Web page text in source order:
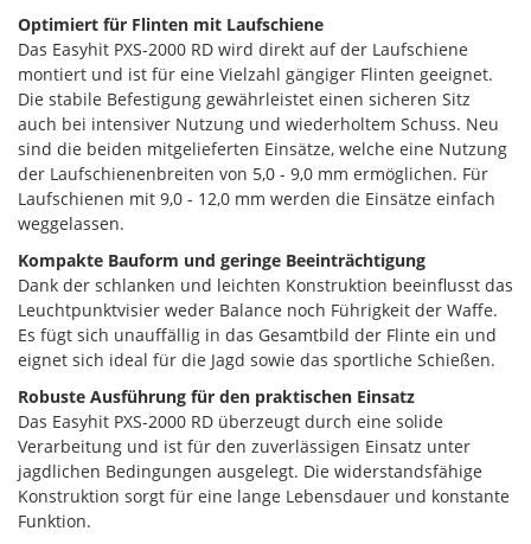
Optimiert für Flinten mit Laufschiene
Das Easyhit PXS-2000 RD wird direkt auf der Laufschiene
montiert und ist für eine Vielzahl gängiger Flinten geeignet.
Die stabile Befestigung gewährleistet einen sicheren Sitz
auch bei intensiver Nutzung und wiederholtem Schuss. Neu
sind die beiden mitgelieferten Einsätze, welche eine Nutzung
der Laufschienenbreiten von 5,0 - 9,0 mm ermöglichen. Für
Laufschienen mit 9,0 - 12,0 mm werden die Einsätze einfach
weggelassen.
Kompakte Bauform und geringe Beeinträchtigung
Dank der schlanken und leichten Konstruktion beeinflusst das
Leuchtpunktvisier weder Balance noch Führigkeit der Waffe.
Es fügt sich unauffällig in das Gesamtbild der Flinte ein und
eignet sich ideal für die Jagd sowie das sportliche Schießen.
Robuste Ausführung für den praktischen Einsatz
Das Easyhit PXS-2000 RD überzeugt durch eine solide
Verarbeitung und ist für den zuverlässigen Einsatz unter
jagdlichen Bedingungen ausgelegt. Die widerstandsfähige
Konstruktion sorgt für eine lange Lebensdauer und konstante
Funktion.